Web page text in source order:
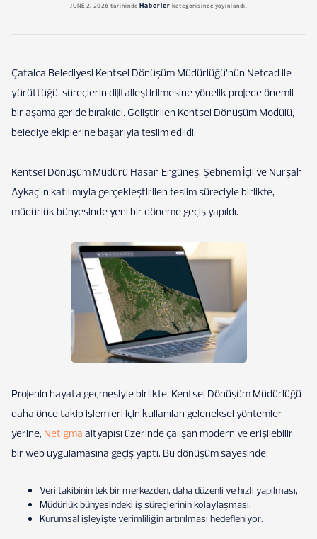
JUNE 2, 2026 tarihinde Haberler kategorisinde yayınlandı.
Çatalca Belediyesi Kentsel Dönüşüm Müdürlüğü’nün Netcad ile
yürüttüğü, süreçlerin dijitalleştirilmesine yönelik projede önemli
bir aşama geride bırakıldı. Geliştirilen Kentsel Dönüşüm Modülü,
belediye ekiplerine başarıyla teslim edildi.
Kentsel Dönüşüm Müdürü Hasan Ergüneş, Şebnem İçli ve Nurşah
Aykaç’ın katılımıyla gerçekleştirilen teslim süreciyle birlikte,
müdürlük bünyesinde yeni bir döneme geçiş yapıldı.
Projenin hayata geçmesiyle birlikte, Kentsel Dönüşüm Müdürlüğü
daha önce takip işlemleri için kullanılan geleneksel yöntemler
yerine, Netigma altyapısı üzerinde çalışan modern ve erişilebilir
bir web uygulamasına geçiş yaptı. Bu dönüşüm sayesinde:
Veri takibinin tek bir merkezden, daha düzenli ve hızlı yapılması,
Müdürlük bünyesindeki iş süreçlerinin kolaylaşması,
Kurumsal işleyişte verimliliğin artırılması hedefleniyor.